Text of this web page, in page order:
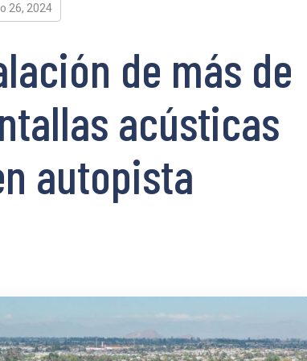
26, 2024
de más de
acústicas
autopista